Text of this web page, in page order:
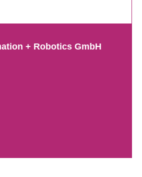
+ Robotics GmbH